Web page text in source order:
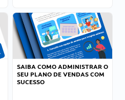
SAIBA COMO ADMINISTRAR O
SEU PLANO DE VENDAS COM
SUCESSO